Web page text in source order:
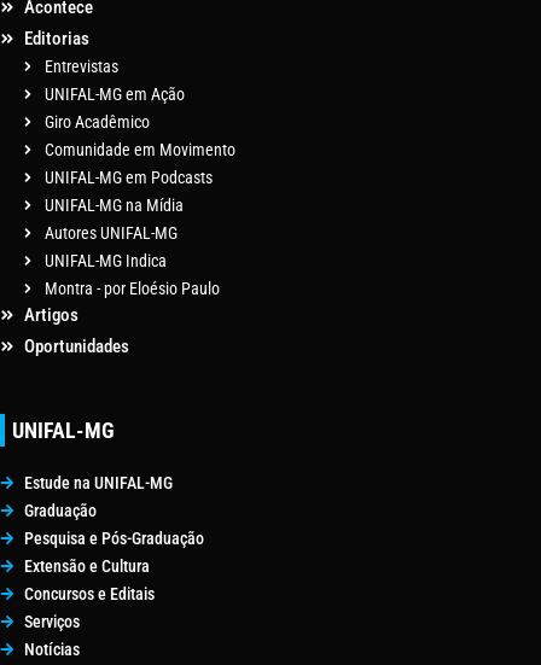
Acontece
Editorias
Entrevistas
UNIFAL-MG em Ação
Giro Acadêmico
Comunidade em Movimento
UNIFAL-MG em Podcasts
UNIFAL-MG na Mídia
Autores UNIFAL-MG
UNIFAL-MG Indica
Montra - por Eloésio Paulo
Artigos
Oportunidades
UNIFAL-MG
Estude na UNIFAL-MG
Graduação
Pesquisa e Pós-Graduação
Extensão e Cultura
Concursos e Editais
Serviços
Notícias